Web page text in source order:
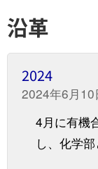
沿革
2024
2024年6月10
4月に有機
し、化学部